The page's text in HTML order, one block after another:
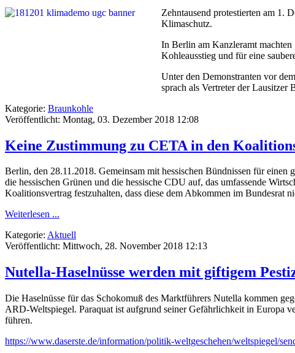
Zehntausend protestierten am 1.
Klimaschutz.
In Berlin am Kanzleramt
Kohleausstieg und für eine
Unter den Demonstranten vor
sprach als Vertreter der Lausitzer
Kategorie: Braunkohle
Veröffentlicht: Montag, 03. Dezember 2018 12:08
Keine Zustimmung zu CETA in den
Berlin, den 28.11.2018. Gemeinsam mit hessischen Bündnissen für
die hessischen Grünen und die hessische CDU auf, das umfassende
Koalitionsvertrag festzuhalten, dass diese dem Abkommen im Bundesrat
Weiterlesen ...
Kategorie: Aktuell
Veröffentlicht: Mittwoch, 28. November 2018 12:13
Nutella-Haselnüsse werden mit giftigem
Die Haselnüsse für das Schokomuß des Marktführers Nutella kommen
ARD-Weltspiegel. Paraquat ist aufgrund seiner Gefährlichkeit in Europa
führen.
https://www.daserste.de/information/politik-weltgeschehen/weltspiegel/